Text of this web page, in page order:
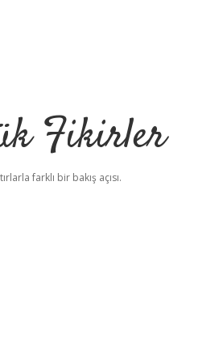
Fikirler
farklı bir bakış açısı.